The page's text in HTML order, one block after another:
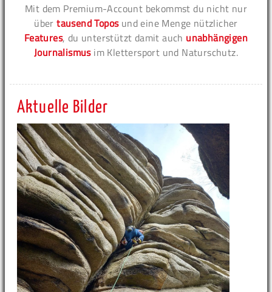
Mit dem Premium-Account bekommst du nicht nur
übertausend Toposund eine Menge nützlicher
Features, du unterstützt damit auch unabhängigen
Journalismusim Klettersport und Naturschutz.
Aktuelle Bilder